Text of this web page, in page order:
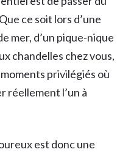
ce soit lors d’une
mer, d’un pique-nique
chandelles chez vous,
privilégiés où
réellement l’un à
est donc une